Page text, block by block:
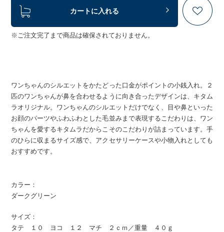
カートに入れる
※ご注文完了まで商品は確保されておりません。
ワンちゃんのシルエットをかたどった口金がポイントの小銭入れ。２
匹のワンちゃんが鼻を合わせるように向き合ったデザインは、キタム
ラオリジナル。ワンちゃんのシルエットだけでなく、目や鼻といった
お顔のパーツやふわふわとした毛並みまで表現するこだわりは、ワン
ちゃんを愛するキタムラだからこそのこだわりが詰まっています。手
のひらに収まるサイズ感で、アクセサリーケースや小物入れとしても
おすすめです。
カラー：
ダークグリーン
サイズ：
タテ １０ ヨコ １２ マチ ２ｃｍ／重量 ４０ｇ